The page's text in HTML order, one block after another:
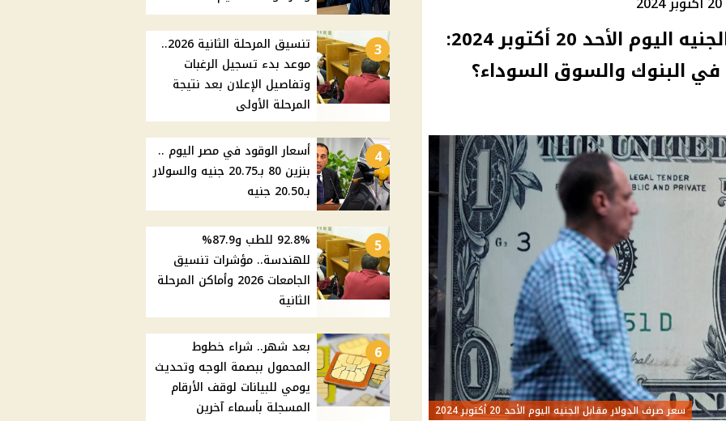
سعر صرف الدولار مقابل الجنيه اليوم الأحد 20 أكتوبر 2024:
في البنوك والسوق السوداء؟
سعر صرف الدولار مقابل الجنيه اليوم الأحد 20 أكتوبر 2024
3
تنسيق المرحلة الثانية 2026..
موعد بدء تسجيل الرغبات
وتفاصيل الإعلان بعد نتيجة
المرحلة الأولى
4
أسعار الوقود في مصر اليوم ..
بنزين 80 بـ20.75 جنيه والسولار
بـ20.50 جنيه
5
92.8% للطب و87.9%
للهندسة.. مؤشرات تنسيق
الجامعات 2026 وأماكن المرحلة
الثانية
6
بعد شهر.. شراء خطوط
المحمول ببصمة الوجه وتحديث
يومي للبيانات لوقف الأرقام
المسجلة بأسماء آخرين